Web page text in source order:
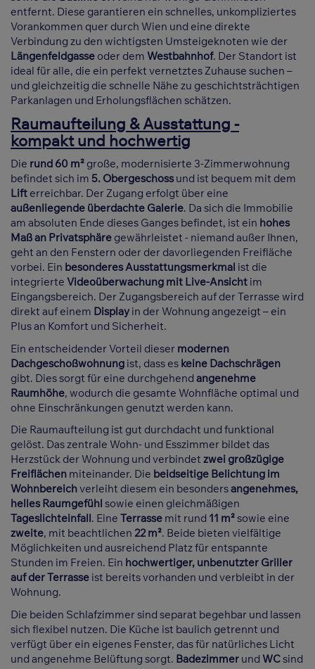
entfernt. Diese garantieren ein schnelles, unkompliziertes
Vorankommen quer durch Wien und eine direkte
Verbindung zu den wichtigsten Umsteigeknoten wie der
Längenfeldgasse oder dem Westbahnhof. Der Standort ist
ideal für alle, die ein perfekt vernetztes Zuhause suchen –
und gleichzeitig die schnelle Nähe zu geschichtsträchtigen
Parkanlagen und Erholungsflächen schätzen.
Raumaufteilung & Ausstattung -
kompakt und hochwertig
Die rund 60 m² große, modernisierte 3-Zimmerwohnung
befindet sich im 5. Obergeschossund ist bequem mit dem
Lift erreichbar. Der Zugang erfolgt über eine
außenliegende überdachte Galerie. Da sich die Immobilie
am absoluten Ende dieses Ganges befindet, ist ein hohes
Maß an Privatsphäre gewährleistet - niemand außer Ihnen,
geht an den Fenstern oder der davorliegenden Freifläche
vorbei. Ein besonderes Ausstattungsmerkmal ist die
integrierte Videoüberwachung mit Live-Ansicht im
Eingangsbereich. Der Zugangsbereich auf der Terrasse wird
direkt auf einem Display in der Wohnung angezeigt – ein
Plus an Komfort und Sicherheit.
Ein entscheidender Vorteil dieser modernen
Dachgeschoßwohnung ist, dass es keine Dachschrägen
gibt. Dies sorgt für eine durchgehend angenehme
Raumhöhe, wodurch die gesamte Wohnfläche optimal und
ohne Einschränkungen genutzt werden kann.
Die Raumaufteilung ist gut durchdacht und funktional
gelöst. Das zentrale Wohn- und Esszimmer bildet das
Herzstück der Wohnung und verbindet zwei großzügige
Freiflächen miteinander. Die beidseitige Belichtung im
Wohnbereichverleiht diesem ein besondersangenehmes,
helles Raumgefühl sowie einen gleichmäßigen
Tageslichteinfall. Eine Terrasse mit rund 11 m²sowie eine
zweite, mit beachtlichen 22 m². Beide bieten vielfältige
Möglichkeiten und ausreichend Platz für entspannte
Stunden im Freien. Ein hochwertiger, unbenutzter Griller
auf der Terrasse ist bereits vorhanden und verbleibt in der
Wohnung.
Die beiden Schlafzimmer sind separat begehbar und lassen
sich flexibel nutzen. Die Küche ist baulich getrennt und
verfügt über ein eigenes Fenster, das für natürliches Licht
und angenehme Belüftung sorgt. Badezimmer und WCsind